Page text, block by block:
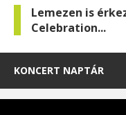
Lemezen is
Celebration...
KONCERT NAPTÁR